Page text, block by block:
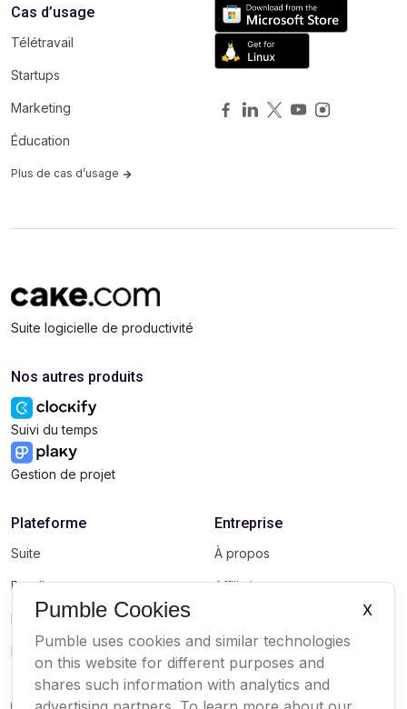
Cas d’usage
Télétravail
Startups
Marketing
Éducation
Plus de cas d’usage
Suite logicielle de productivité
Nos autres produits
Suivi du temps
Gestion de projet
Plateforme
Suite
Bundle
Marketplace
Entreprise
À propos
Affiliation
Pumble Cookies
X
Pumble uses cookies and similar technologies
on this website for different purposes and
shares such information with analytics and